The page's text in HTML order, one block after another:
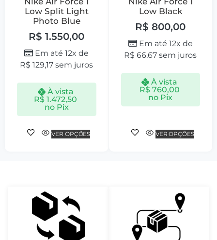
Low Split Light
Photo Blue
R$ 1.550,00
Em até 12x de
R$ 129,17 sem juros
À vista
R$ 1.472,50
no Pix
VER OPÇÕES
Low Black
R$ 800,00
Em até 12x de
R$ 66,67 sem juros
À vista
R$760,00
no Pix
VER OPÇÕES